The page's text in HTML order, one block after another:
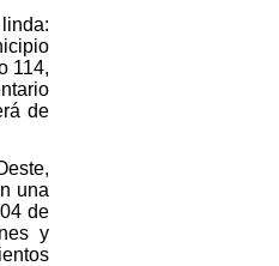
114,
de
una
de
y